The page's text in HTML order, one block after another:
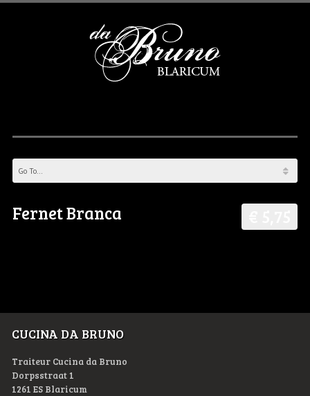
Fernet Branca
CUCINA DA BRUNO
Traiteur Cucina da Bruno
Dorpsstraat 1
1261 ES Blaricum